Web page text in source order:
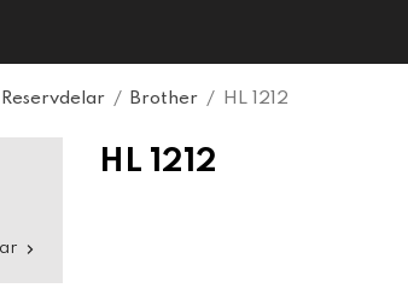
/ Brother / HL 1212
HL 1212